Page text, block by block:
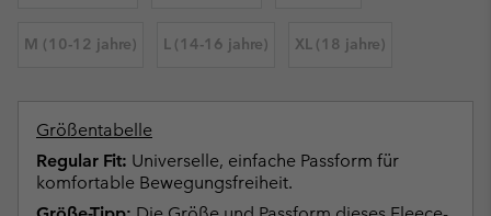
M (10-12 jahre) L (14-16 jahre) XL (18 jahre)
Größentabelle
Regular Fit: Universelle, einfache Passform für
komfortable Bewegungsfreiheit.